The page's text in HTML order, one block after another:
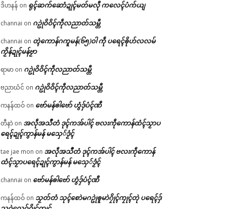
ဒိဟနန် on ရုၚ်ဆက်ဆောံဍုၚ်မတ်မလီု ကလေၚ်ပံက်ယျ
channai on ဂဥုဲဝိဝိၚ်ကဵုလညာတ်သမ္တီ
channai on တ္ၚဲကောန်ဂကူမန်(၆၅)ဝါ ကဵု ပရေၚ်ၜိုဟ်လလမ်
ကၟိန်ဍုၚ်မန်ဗၟာ
ရာမာ on ဂဥုဲဝိဝိၚ်ကဵုလညာတ်သမ္တီ
ဗညာဃံင် on ဂဥုဲဝိဝိၚ်ကဵုလညာတ်သမ္တီ
ကနန်ထဝ် on ဗော်မန်ၜါဗော် ဟွံဒှ်ပံၚ်ဏီ
တီနာဲ on အလဵုအသဳတံ ဒုၚ်ကအ်ပါၚ် ဗလးကဵုကောန်ထံၚ်သၟာပ
ရေၚ်ဍုၚ်ကွာန်မန် မသှေ်ဒၟံၚ်
tae jae mon on အလဵုအသဳတံ ဒုၚ်ကအ်ပါၚ် ဗလးကဵုကောန်
ထံၚ်သၟာပရေၚ်ဍုၚ်ကွာန်မန် မသှေ်ဒၟံၚ်
channai on ဗော်မန်ၜါဗော် ဟွံဒှ်ပံၚ်ဏီ
ကနန်ထဝ် on သၟတ်တံ သုၚ်စောဲမဂဥုဲၜူမာဲဂၠိုၚ်ကၠုၚ်တုဲ ပရေၚ်ဒှ်